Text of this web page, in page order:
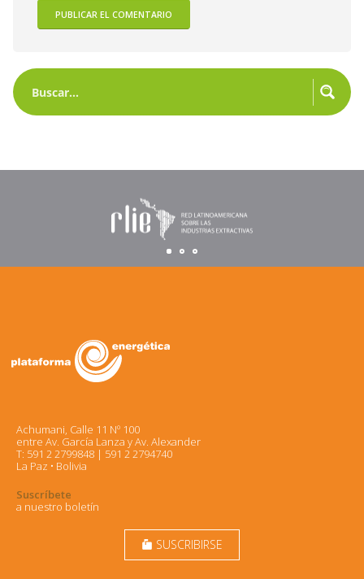
Achumani, Calle 11 Nº 100
entre Av. García Lanza y Av. Alexander
T: 591 2 2799848 | 591 2 2794740
La Paz • Bolivia
Suscríbete
a nuestro boletín
markunread_mailbox SUSCRIBIRSE